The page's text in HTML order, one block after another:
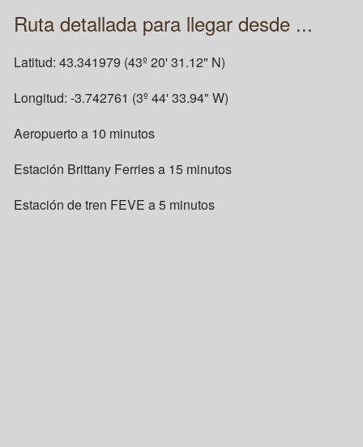
Ruta detallada para llegar desde ...
Latitud: 43.341979 (43º 20' 31.12" N)
Longitud: -3.742761 (3º 44' 33.94" W)
Aeropuerto a 10 minutos
Estación Brittany Ferries a 15 minutos
Estación de tren FEVE a 5 minutos